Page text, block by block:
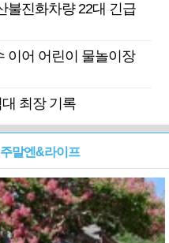
불진화차량 22대 긴급
이어 어린이 물놀이장
최장 기록
주말엔&라이프